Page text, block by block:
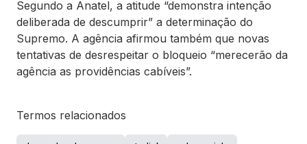
Segundo a Anatel, a atitude “demonstra intenção
deliberada de descumprir” a determinação do
Supremo. A agência afirmou também que novas
tentativas de desrespeitar o bloqueio “merecerão da
agência as providências cabíveis”.
Termos relacionados